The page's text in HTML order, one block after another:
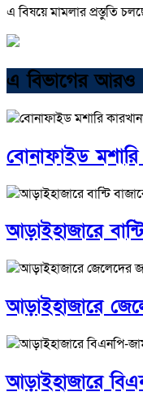
এ বিষয়ে মামলার প্রস্তুতি
এ বিভাগের আরও
বোনাফাইড
আড়াইহাজারে
আড়াইহাজারে
আড়াইহাজারে